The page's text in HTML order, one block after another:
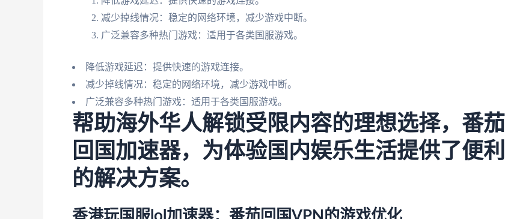
减少掉线情况：稳定的网络环境，减少游戏中断。
广泛兼容多种热门游戏：适用于各类国服游戏。
降低游戏延迟：提供快速的游戏连接。
减少掉线情况：稳定的网络环境，减少游戏中断。
广泛兼容多种热门游戏：适用于各类国服游戏。
帮助海外华人解锁受限内容的理想选择，番茄
回国加速器，为体验国内娱乐生活提供了便利
的解决方案。